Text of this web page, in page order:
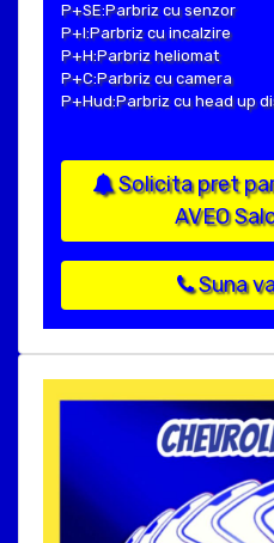
P+SE:Parbriz cu senzor
P+I:Parbriz cu incalzire
P+H:Parbriz heliomat
P+C:Parbriz cu camera
P+Hud:Parbriz cu head up
Solicita pret
AVEO
Suna